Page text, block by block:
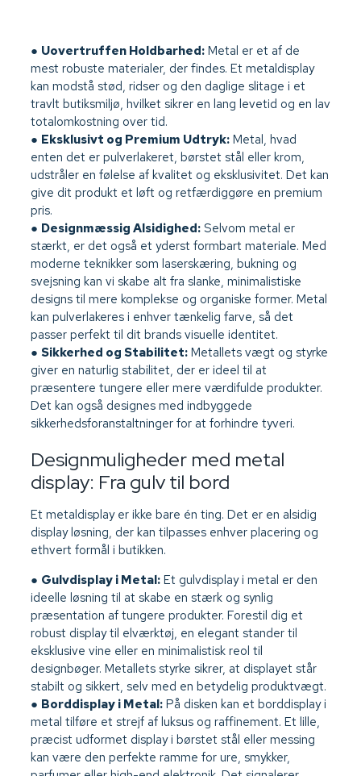
● Uovertruffen Holdbarhed: Metal er et af de
mest robuste materialer, der findes. Et metaldisplay
kan modstå stød, ridser og den daglige slitage i et
travlt butiksmiljø, hvilket sikrer en lang levetid og en lav
totalomkostning over tid.
● Eksklusivt og Premium Udtryk: Metal, hvad
enten det er pulverlakeret, børstet stål eller krom,
udstråler en følelse af kvalitet og eksklusivitet. Det kan
give dit produkt et løft og retfærdiggøre en premium
pris.
● Designmæssig Alsidighed: Selvom metal er
stærkt, er det også et yderst formbart materiale. Med
moderne teknikker som laserskæring, bukning og
svejsning kan vi skabe alt fra slanke, minimalistiske
designs til mere komplekse og organiske former. Metal
kan pulverlakeres i enhver tænkelig farve, så det
passer perfekt til dit brands visuelle identitet.
● Sikkerhed og Stabilitet: Metallets vægt og styrke
giver en naturlig stabilitet, der er ideel til at
præsentere tungere eller mere værdifulde produkter.
Det kan også designes med indbyggede
sikkerhedsforanstaltninger for at forhindre tyveri.
Designmuligheder med metal
display: Fra gulv til bord
Et metaldisplay er ikke bare én ting. Det er en alsidig
display løsning, der kan tilpasses enhver placering og
ethvert formål i butikken.
● Gulvdisplay i Metal: Et gulvdisplay i metal er den
ideelle løsning til at skabe en stærk og synlig
præsentation af tungere produkter. Forestil dig et
robust display til elværktøj, en elegant stander til
eksklusive vine eller en minimalistisk reol til
designbøger. Metallets styrke sikrer, at displayet står
stabilt og sikkert, selv med en betydelig produktvægt.
● Borddisplay i Metal: På disken kan et borddisplay i
metal tilføre et strejf af luksus og raffinement. Et lille,
præcist udformet display i børstet stål eller messing
kan være den perfekte ramme for ure, smykker,